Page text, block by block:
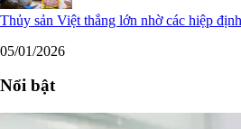
Thủy sản Việt thắng lớn nhờ các hiệp
05/01/2026
Nổi bật